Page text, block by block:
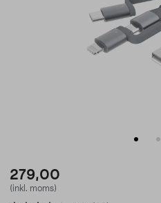
279,00
(inkl. moms)